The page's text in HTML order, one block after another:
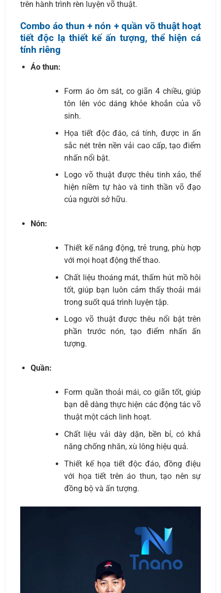
trên hành trình rèn luyện võ thuật.
Combo áo thun + nón + quần võ thuật hoạt
tiết độc lạ thiết kế ấn tượng, thể hiện cá
tính riêng
Áo thun:
Form áo ôm sát, co giãn 4 chiều, giúp
tôn lên vóc dáng khỏe khoắn của võ
sinh.
Họa tiết độc đáo, cá tính, được in ấn
sắc nét trên nền vải cao cấp, tạo điểm
nhấn nổi bật.
Logo võ thuật được thêu tinh xảo, thể
hiện niềm tự hào và tinh thần võ đạo
của người sở hữu.
Nón:
Thiết kế năng động, trẻ trung, phù hợp
với mọi hoạt động thể thao.
Chất liệu thoáng mát, thấm hút mồ hôi
tốt, giúp bạn luôn cảm thấy thoải mái
trong suốt quá trình luyện tập.
Logo võ thuật được thêu nổi bật trên
phần trước nón, tạo điểm nhấn ấn
tượng.
Quần:
Form quần thoải mái, co giãn tốt, giúp
bạn dễ dàng thực hiện các động tác võ
thuật một cách linh hoạt.
Chất liệu vải dày dặn, bền bỉ, có khả
năng chống nhăn, xù lông hiệu quả.
Thiết kế họa tiết độc đáo, đồng điệu
với họa tiết trên áo thun, tạo nên sự
đồng bộ và ấn tượng.